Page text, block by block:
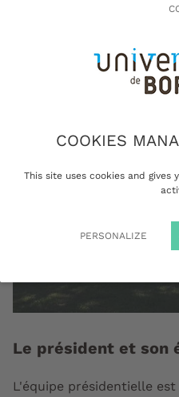
COOKIES
This site uses cookies and
PERSONALIZE
Le président et son
L'équipe présidentielle